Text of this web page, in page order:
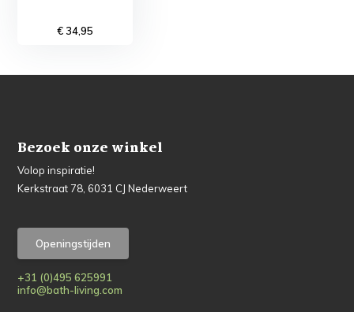
€ 34,95
Bezoek onze winkel
Volop inspiratie!
Kerkstraat 78, 6031 CJ Nederweert
Openingstijden
+31 (0)495 625991
info@bath-living.com